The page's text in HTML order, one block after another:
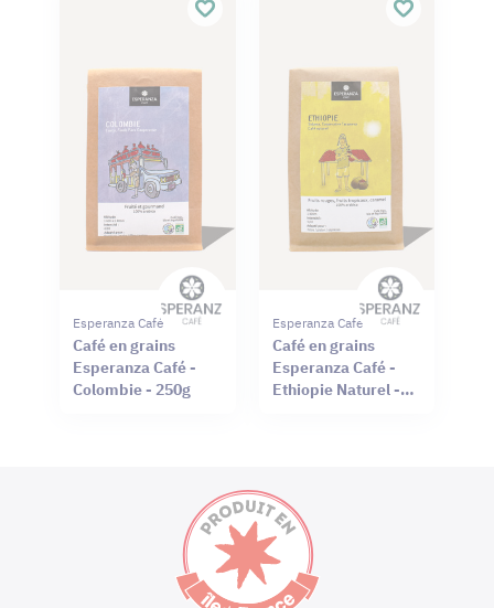
Esperanza Café
Café en grains
Esperanza Café -
Colombie - 250g
Esperanza Café
Café en grains
Esperanza Café -
Ethiopie Naturel -